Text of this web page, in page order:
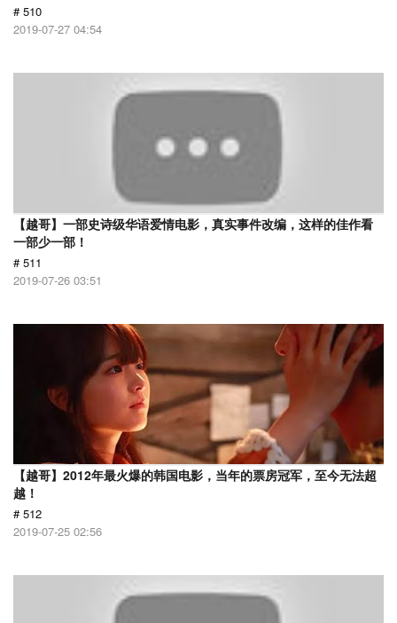
# 510
2019-07-27 04:54
【越哥】一部史诗级华语爱情电影，真实事件改编，这样的佳作看
一部少一部！
# 511
2019-07-26 03:51
【越哥】2012年最火爆的韩国电影，当年的票房冠军，至今无法超
越！
# 512
2019-07-25 02:56